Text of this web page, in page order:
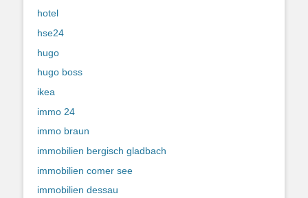
hotel
hse24
hugo
hugo boss
ikea
immo 24
immo braun
immobilien bergisch gladbach
immobilien comer see
immobilien dessau